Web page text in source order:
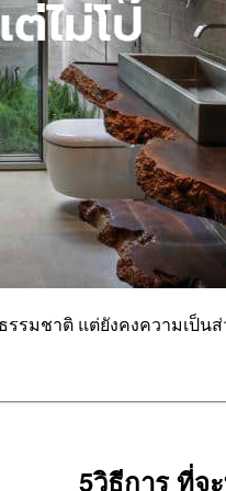
รมชาติ แต่ยังคงความเป็น
5วิธีการ ที่จ